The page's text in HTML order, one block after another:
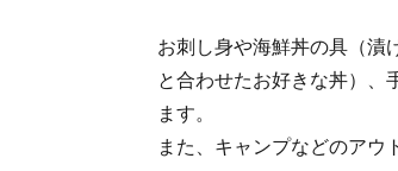
お刺し身や海鮮丼の具（漬
と合わせたお好きな丼）、
ます。
また、キャンプなどのアウ